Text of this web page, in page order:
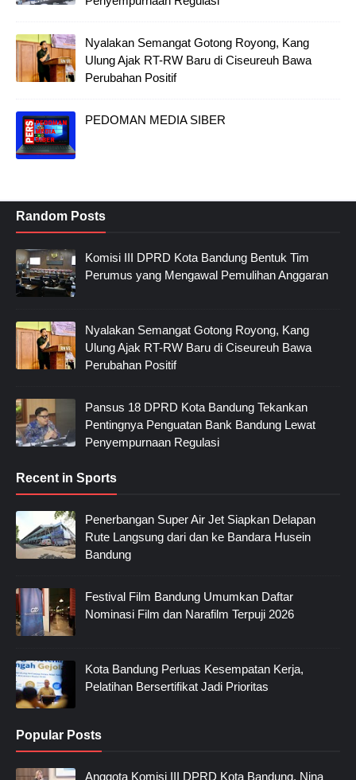
Nyalakan Semangat Gotong Royong, Kang
Ulung Ajak RT-RW Baru di Ciseureuh Bawa
Perubahan Positif
PEDOMAN MEDIA SIBER
Random Posts
Komisi III DPRD Kota Bandung Bentuk Tim
Perumus yang Mengawal Pemulihan Anggaran
Nyalakan Semangat Gotong Royong, Kang
Ulung Ajak RT-RW Baru di Ciseureuh Bawa
Perubahan Positif
Pansus 18 DPRD Kota Bandung Tekankan
Pentingnya Penguatan Bank Bandung Lewat
Penyempurnaan Regulasi
Recent in Sports
Penerbangan Super Air Jet Siapkan Delapan
Rute Langsung dari dan ke Bandara Husein
Bandung
Festival Film Bandung Umumkan Daftar
Nominasi Film dan Narafilm Terpuji 2026
Kota Bandung Perluas Kesempatan Kerja,
Pelatihan Bersertifikat Jadi Prioritas
Popular Posts
Anggota Komisi III DPRD Kota Bandung, Nina